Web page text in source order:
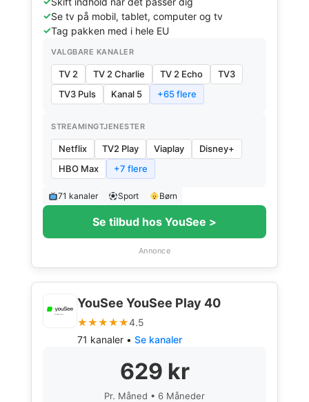
Se tv på mobil, tablet, computer og tv
Tag pakken med i hele EU
VALGBARE KANALER
TV 2 TV 2 Charlie TV 2 Echo
TV3
TV3 Puls
Kanal 5 +65 flere
STREAMINGTJENESTER
Netflix TV2 Play Viaplay
Disney+
HBO Max
+7 flere
71 kanaler Sport Børn
Se tilbud hos YouSee >
Annonce
YouSee YouSee Play 40
★★★★★4.5
71 kanaler • Se kanaler
629 kr
Pr. Måned • 6 Måneder